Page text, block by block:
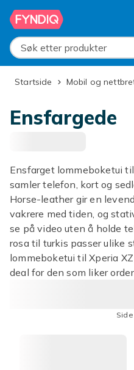
Hopp til hovedinnhold
Søk etter produkter
Startside Mobil og
Ensfargede
Ensfarget lommeboketui
samler telefon, kort og
Horse-leather gir en
vakrere med tiden, og
se på video uten å holde
rosa til turkis passer ulike
lommeboketui til Xperia
deal for den som liker